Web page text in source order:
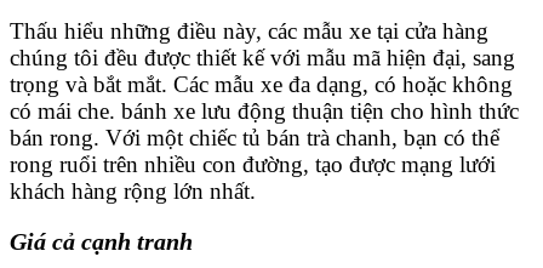
Thấu hiểu những điều này, các mẫu xe tại cửa hàng
chúng tôi đều được thiết kế với mẫu mã hiện đại, sang
trọng và bắt mắt. Các mẫu xe đa dạng, có hoặc không
có mái che. bánh xe lưu động thuận tiện cho hình thức
bán rong. Với một chiếc tủ bán trà chanh, bạn có thể
rong ruổi trên nhiều con đường, tạo được mạng lưới
khách hàng rộng lớn nhất.
Giá cả cạnh tranh